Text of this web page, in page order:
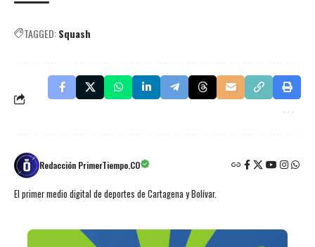
TAGGED:Squash
Redacción PrimerTiempo.CO
El primer medio digital de deportes de Cartagena y Bolívar.